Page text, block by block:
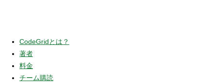
CodeGridとは？
著者
料金
チーム購読